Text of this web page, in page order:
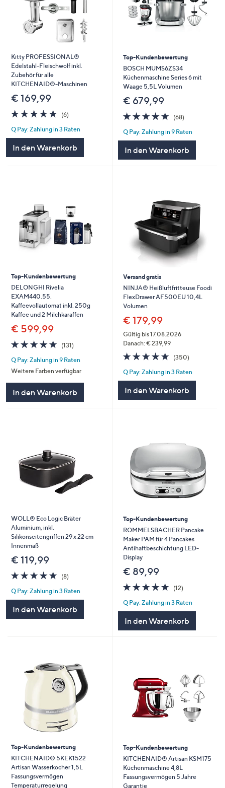
Kitty PROFESSIONAL®
Edelstahl-Fleischwolf inkl.
Zubehör für alle
KITCHENAID®-Maschinen
€ 169,99
4.8
von
5
(6)6
Q Pay: Zahlung in 3 Raten
In den Warenkorb
Top-Kundenbewertung
BOSCH MUMS6ZS34
Küchenmaschine Series 6 mit
Waage 5,5L Volumen
€ 679,99
4.8
von
5
(68)
Q Pay: Zahlung in 9 Raten
In den Warenkorb
Top-Kundenbewertung
DELONGHI Rivelia
EXAM440.55.
Kaffeevollautomat inkl. 250g
Kaffee und 2 Milchkaraffen
€ 599,99
4.8
von
5
(131)131
Q Pay: Zahlung in 9 Raten
Weitere Farben verfügbar
In den Warenkorb
Versand gratis
NINJA® Heißluftfritteuse Foodi
FlexDrawer AF500EU 10,4L
Volumen
€ 179,99
Gültig bis 17.08.2026
Danach: € 239,99
4.8
von
5
(350)350
Q Pay: Zahlung in 3 Raten
In den Warenkorb
WOLL® Eco Logic Bräter
Aluminium, inkl.
Silikonseitengriffen 29 x 22 cm
Innenmaß
€ 119,99
4.8
von
5
(8)8
Q Pay: Zahlung in 3 Raten
In den Warenkorb
Top-Kundenbewertung
ROMMELSBACHER Pancake
Maker PAM für 4 Pancakes
Antihaftbeschichtung LED-
Display
€ 89,99
4.8
von
5
(12)12
Q Pay: Zahlung in 3 Raten
In den Warenkorb
Top-Kundenbewertung
KITCHENAID® 5KEK1522
Artisan Wasserkocher 1,5L
Fassungsvermögen
Temperaturregelung
Top-Kundenbewertung
KITCHENAID® Artisan KSM175
Küchenmaschine 4,8L
Fassungsvermögen 5 Jahre
Garantie